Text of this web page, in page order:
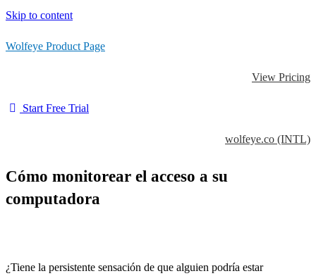
Skip to content
Wolfeye Product Page
View Pricing
Start Free Trial
wolfeye.co (INTL)
Cómo monitorear el acceso a su
computadora
¿Tiene la persistente sensación de que alguien podría estar